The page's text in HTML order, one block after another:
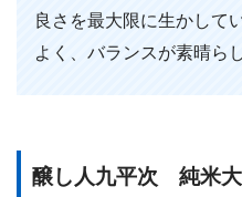
良さを最大限に生かして
よく、バランスが素晴ら
醸し人九平次 純米